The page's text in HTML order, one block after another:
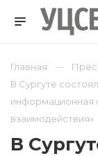
Главная
В Сургуте
информационная
взаимодействия»
В